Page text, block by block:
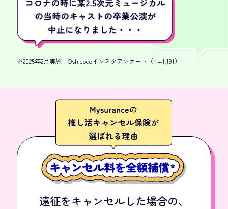
※2025年2月実施 Oshicocoインスタアンケート（n=1,191）
遠征をキャンセルした場合の、